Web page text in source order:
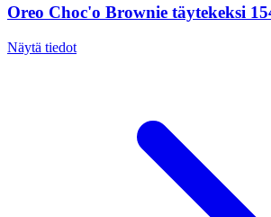
Oreo Choc'o Brownie täytekeksi
Näytä tiedot